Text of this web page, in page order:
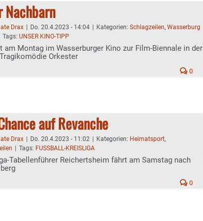
Nachbarn
Drax Do. 20.4.2023 - 14:04 Kategorien: Schlagzeilen, Wasserburg
Tags: UNSER KINO-TIPP
am Montag im Wasserburger Kino zur Film-Biennale in der
Orkester
0
auf Revanche
Drax Do. 20.4.2023 - 11:02 Kategorien: Heimatsport,
Tags: FUSSBALL-KREISLIGA
Tabellenführer Reichertsheim fährt am Samstag nach
0